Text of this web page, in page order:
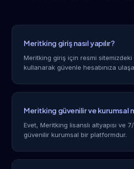
Meritking giriş nasıl yapılır?
Meritking giriş için resmi
kullanarak güvenle hesabınıza
Meritking güvenilir ve kurumsal
Evet, Meritking lisanslı altyapısı ve
güvenilir kurumsal bir platformdur.